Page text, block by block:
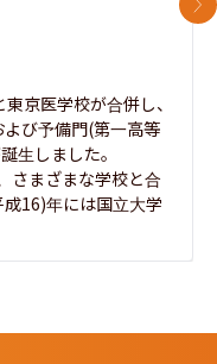
京医学校が合併し、
び予備門(第一高等
生しました。
さまざまな学校と合
16)年には国立大学
次